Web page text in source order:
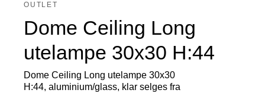
OUTLET
Dome Ceiling Long
utelampe 30x30 H:44
Dome Ceiling Long utelampe 30x30
H:44, aluminium/glass, klar selges fra